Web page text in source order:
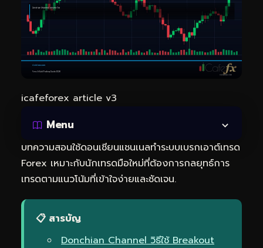
icafeforex article v3
Menu
บทความสอนใช้ดอนเชียนแชนเนลทำระบบเบรกเอาต์เทรด
Forex เหมาะกับนักเทรดมือใหม่ที่ต้องการกลยุทธ์การ
เทรดตามแนวโน้มที่เข้าใจง่ายและชัดเจน.
📋 สารบัญ
Donchian Channel วิธีใช้ Breakout